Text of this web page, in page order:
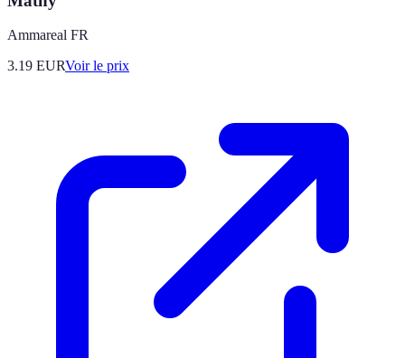
Ammareal FR
3.19 EURVoir le prix